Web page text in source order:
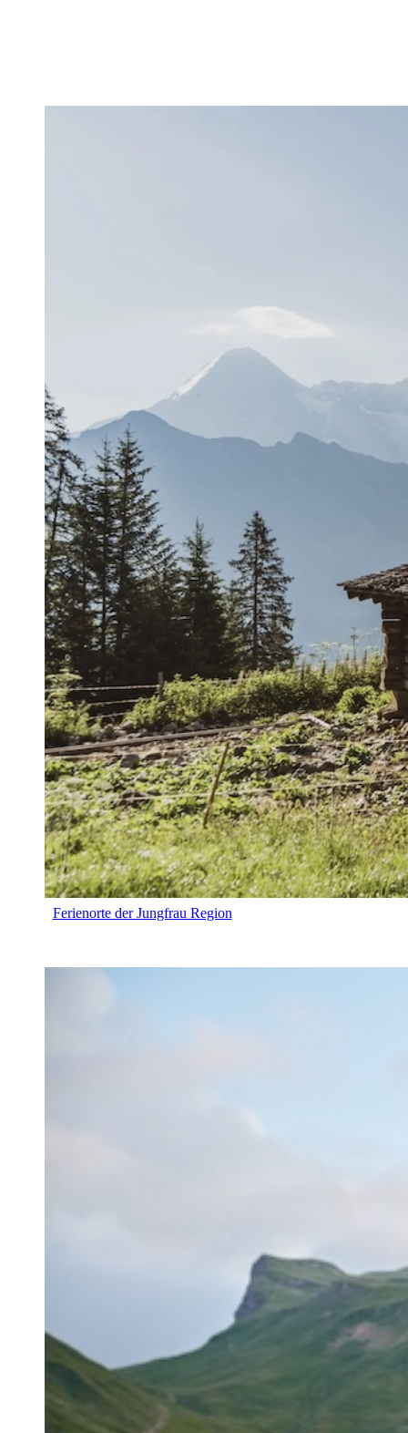
Ferienorte der Jungfrau Region